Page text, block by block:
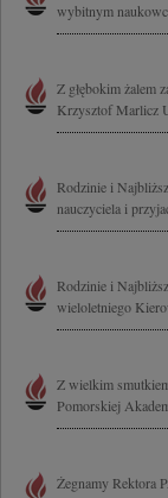
wybitnym
Z głębokim żalem
Krzysztof Marlicz
Rodzinie i
nauczyciela i
Rodzinie i
wieloletniego
Z wielkim
Pomorskiej
Żegnamy Rektora